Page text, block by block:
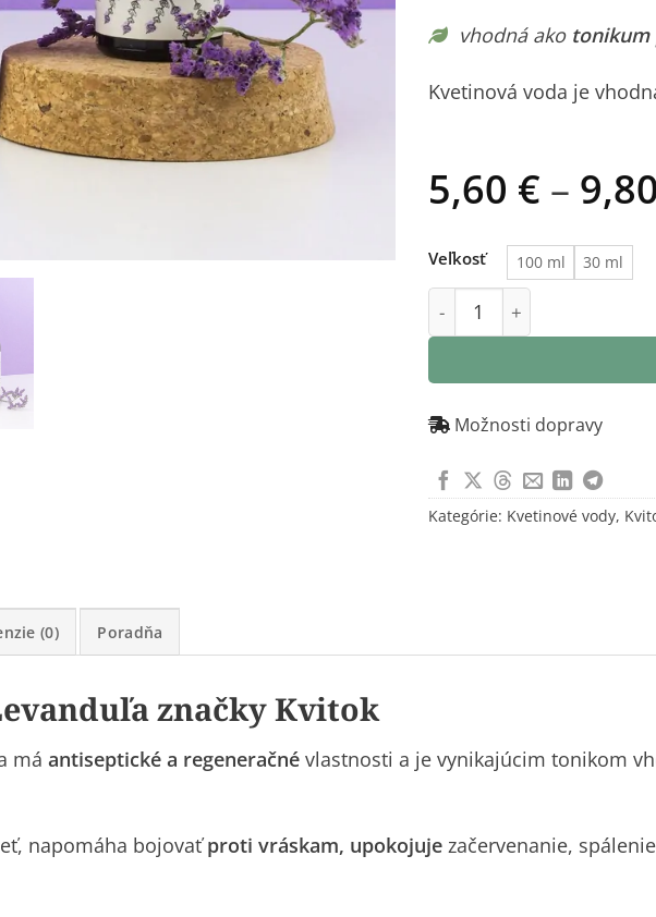
vhodná akotonikum
Kvetinová voda je
5,60 € – 9,80
Veľkosť 100 ml 30 ml
množstvo Kvitok –
Možnosti dopravy
Kategórie: Kvetinové vody,
(0) Poradňa
značky Kvitok
má antiseptické a regeneračné vlastnosti a je vynikajúcim tonikom
napomáha bojovaťproti vráskam, upokojuje začervenanie,